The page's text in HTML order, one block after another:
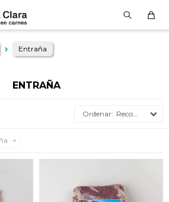
Entraña
ENTRAÑA
Recomendados